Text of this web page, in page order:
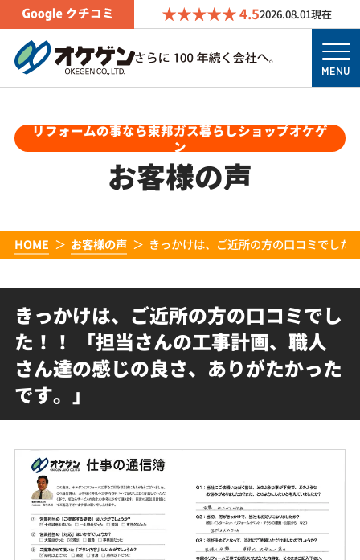
4.52026.08.01現在
MENU
リフォームの事なら東邦ガス暮らしショップオケゲ
ン
お客様の声
HOME お客様の声 きっかけは、ご近所の方の口コミでした
きっかけは、ご近所の方の口コミでし
た！！ 「担当さんの工事計画、職人
さん達の感じの良さ、ありがたかった
です。」